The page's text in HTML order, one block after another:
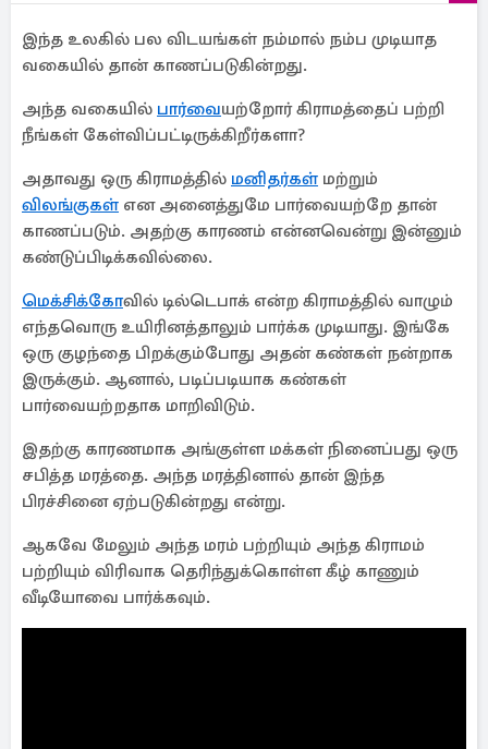
இந்த உலகில் பல விடயங்கள் நம்மால் நம்ப முடியாத
வகையில் தான் காணப்படுகின்றது.
அந்த வகையில் பார்வையற்றோர் கிராமத்தைப் பற்றி
நீங்கள் கேள்விப்பட்டிருக்கிறீர்களா?
அதாவது ஒரு கிராமத்தில் மனிதர்கள் மற்றும்
விலங்குகள் என அனைத்துமே பார்வையற்றே தான்
காணப்படும். அதற்கு காரணம் என்னவென்று இன்னும்
கண்டுப்பிடிக்கவில்லை.
மெக்சிக்கோவில் டில்டெபாக் என்ற கிராமத்தில் வாழும்
எந்தவொரு உயிரினத்தாலும் பார்க்க முடியாது. இங்கே
ஒரு குழந்தை பிறக்கும்போது அதன் கண்கள் நன்றாக
இருக்கும். ஆனால், படிப்படியாக கண்கள்
பார்வையற்றதாக மாறிவிடும்.
இதற்கு காரணமாக அங்குள்ள மக்கள் நினைப்பது ஒரு
சபித்த மரத்தை. அந்த மரத்தினால் தான் இந்த
பிரச்சினை ஏற்படுகின்றது என்று.
ஆகவே மேலும் அந்த மரம் பற்றியும் அந்த கிராமம்
பற்றியும் விரிவாக தெரிந்துக்கொள்ள கீழ் காணும்
வீடியோவை பார்க்கவும்.